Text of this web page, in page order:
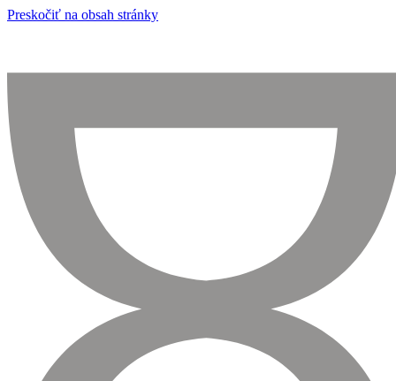
Preskočiť na obsah stránky